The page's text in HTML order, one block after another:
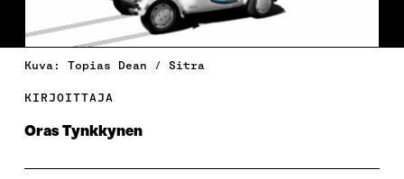
Kuva: Topias Dean / Sitra
KIRJOITTAJA
Oras Tynkkynen